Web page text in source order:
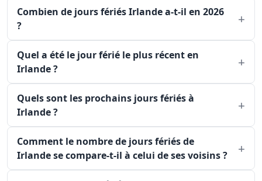
Combien de jours fériés Irlande a-t-il en 2026
?
Quel a été le jour férié le plus récent en
Irlande ?
Quels sont les prochains jours fériés à
Irlande ?
Comment le nombre de jours fériés de
Irlande se compare-t-il à celui de ses voisins ?